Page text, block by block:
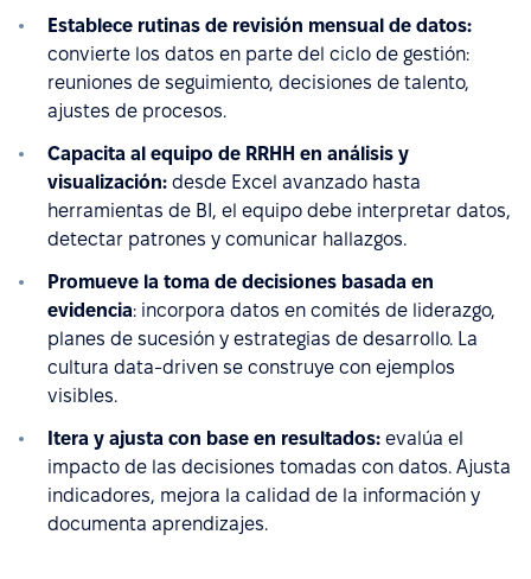
Establece rutinas de revisión mensual de datos:
convierte los datos en parte del ciclo de gestión:
reuniones de seguimiento, decisiones de talento,
ajustes de procesos.
Capacita al equipo de RRHH en análisis y
visualización: desde Excel avanzado hasta
herramientas de BI, el equipo debe interpretar datos,
detectar patrones y comunicar hallazgos.
Promueve la toma de decisiones basada en
evidencia: incorpora datos en comités de liderazgo,
planes de sucesión y estrategias de desarrollo. La
cultura data-driven se construye con ejemplos
visibles.
Itera y ajusta con base en resultados: evalúa el
impacto de las decisiones tomadas con datos. Ajusta
indicadores, mejora la calidad de la información y
documenta aprendizajes.